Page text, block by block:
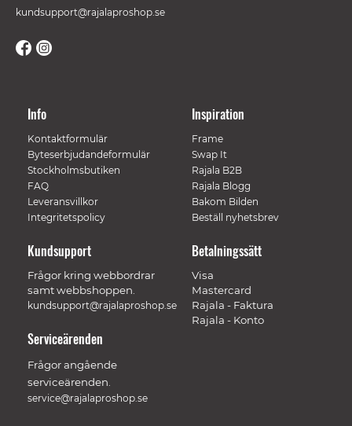
kundsupport@rajalaproshop.se
Info
Kontaktformulär
Byteserbjudandeformulär
Stockholmsbutiken
FAQ
Leveransvillkor
Integritetspolicy
Inspiration
Frame
Swap It
Rajala B2B
Rajala Blogg
Bakom Bilden
Beställ nyhetsbrev
Betalningssätt
Visa
Mastercard
Rajala - Faktura
Rajala - Konto
Kundsupport
Frågor kring webbordrar
samt webbshoppen.
kundsupport@rajalaproshop.se
Serviceärenden
Frågor angående
serviceärenden.
service@rajalaproshop.se